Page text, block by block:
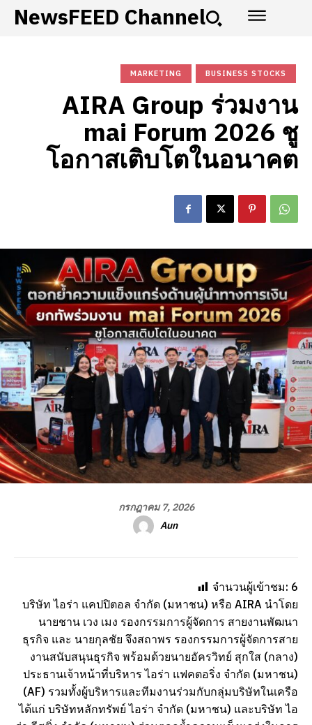
NewsFEED Channel
MARKETING BUSINESS STOCKS
AIRA Group ร่วมงาน
mai Forum 2026 ชู
โอกาสเติบโตในอนาคต
กรกฎาคม 7, 2026
Aun
จำนวนผู้เข้าชม: 6
บริษัท ไอร่า แคปปิตอล จำกัด (มหาชน) หรือ AIRA นำโดย
นายชาน เวง เมง รองกรรมการผู้จัดการ สายงานพัฒนา
ธุรกิจ และ นายกุลชัย จึงสถาพร รองกรรมการผู้จัดการสาย
งานสนับสนุนธุรกิจ พร้อมด้วยนายอัครวิทย์ สุกใส (กลาง)
ประธานเจ้าหน้าที่บริหาร ไอร่า แฟคตอริ่ง จำกัด (มหาชน)
(AF) รวมทั้งผู้บริหารและทีมงานร่วมกับกลุ่มบริษัทในเครือ
ได้แก่ บริษัทหลักทรัพย์ ไอร่า จำกัด (มหาชน) และบริษัท ไอ